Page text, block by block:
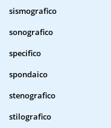
sismografico
sonografico
specifico
spondaico
stenografico
stilografico